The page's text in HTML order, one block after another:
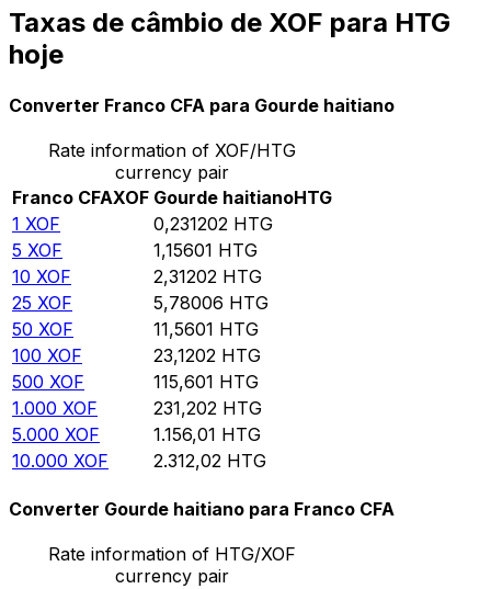
Taxas de câmbio de XOF para HTG
hoje
Converter Franco CFA para Gourde haitiano
Rate information of XOF/HTG
currency pair
Franco CFAXOF Gourde haitianoHTG
1 XOF 0,231202 HTG
5 XOF 1,15601 HTG
10 XOF 2,31202 HTG
25 XOF 5,78006 HTG
50 XOF 11,5601 HTG
100 XOF 23,1202 HTG
500 XOF 115,601 HTG
1.000 XOF 231,202 HTG
5.000 XOF 1.156,01 HTG
10.000 XOF 2.312,02 HTG
Converter Gourde haitiano para Franco CFA
Rate information of HTG/XOF
currency pair